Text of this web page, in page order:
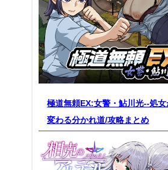
極道無頼EX:女警・鮎川光--処女
変わる分かれ道/攻略まとめ